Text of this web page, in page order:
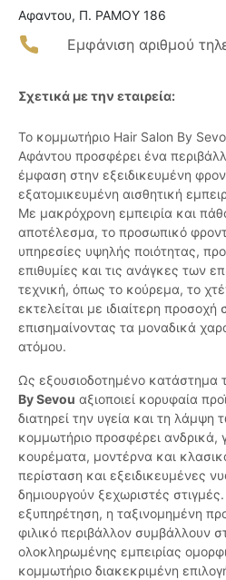
Αφαντου, Π. ΡΑΜΟΥ 186
Εμφάνιση αριθμού
Σχετικά με την εταιρεία:
Το κομμωτήριο Hair Salon By
Αφάντου προσφέρει ένα
έμφαση στην εξειδικευμένη
εξατομικευμένη αισθητική
Με μακρόχρονη εμπειρία και
αποτέλεσμα, το προσωπικό
υπηρεσίες υψηλής ποιότητας,
επιθυμίες και τις ανάγκες των
τεχνική, όπως το κούρεμα, το
εκτελείται με ιδιαίτερη προσοχή
επισημαίνοντας τα μοναδικά
ατόμου.
Ως εξουσιοδοτημένο κατάστημα
By Sevou αξιοποιεί κορυφαία
διατηρεί την υγεία και τη λάμψη
κομμωτήριο προσφέρει ανδρικά,
κουρέματα, μοντέρνα και
περίσταση και εξειδικευμένες
δημιουργούν ξεχωριστές
εξυπηρέτηση, η ταξινομημένη
φιλικό περιβάλλον συμβάλλουν
ολοκληρωμένης εμπειρίας
κομμωτήριο διακεκριμένη